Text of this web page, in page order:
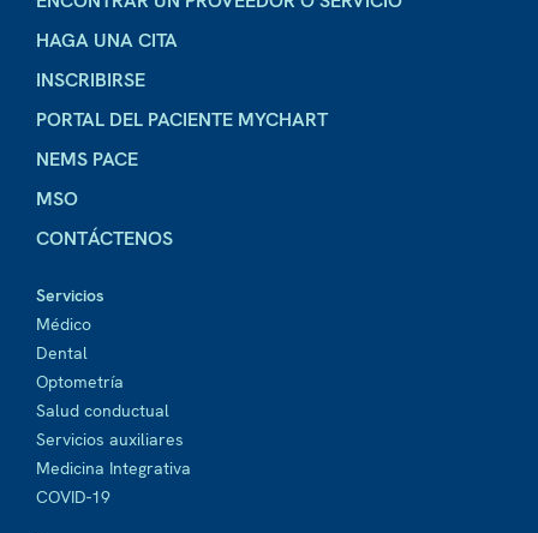
HAGA UNA CITA
INSCRIBIRSE
PORTAL DEL PACIENTE MYCHART
NEMS PACE
MSO
CONTÁCTENOS
Servicios
Médico
Dental
Optometría
Salud conductual
Servicios auxiliares
Medicina Integrativa
COVID-19